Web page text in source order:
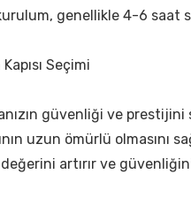
genellikle 4-6 saat
Seçimi
güvenliği ve
uzun ömürlü olmasını
değerini artırır ve